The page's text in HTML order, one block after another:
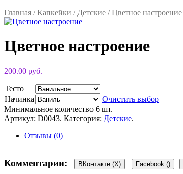
Главная /Капкейки / Детские / Цветное настроение
Цветное настроение
200.00 руб.
Тесто
Начинка
Очистить выбор
Минимальное количество 6 шт.
Артикул: D0043. Категория: Детские.
Отзывы (0)
Комментарии: ВКонтакте (X) Facebook ()